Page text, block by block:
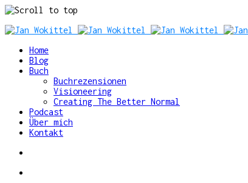
Skip
contentHome
Blog
Buch
Buchrezensionen
Visioneering
Creating The Better Normal
Podcast
Über mich
Kontakt